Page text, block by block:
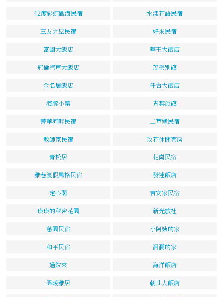
42度彩虹觀海民宿 水漾花語民宿
三友之屋民宿 好來民宿
富國大飯店 華王大飯店
冠倫汽車大飯店 茂榮別館
金名居飯店 仟台大飯店
海豚小築 青葉旅館
菁華河畔民宿 二草緣民宿
教師家民宿 玫花休閒套房
青松居 花崗民宿
雅巷渡假風格民宿 發達飯店
定心閣 吉安家民宿
瑛瑛的秘密花園 新光旅社
慈園民宿 小阿姨的家
和平民宿 洄瀾的家
過院來 海洋飯店
溫暖雅居 朝北大飯店